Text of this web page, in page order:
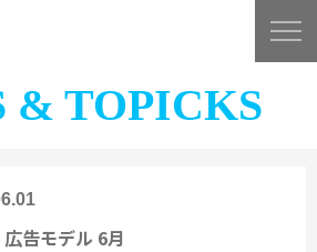
& TOPICKS
告モデル 6月